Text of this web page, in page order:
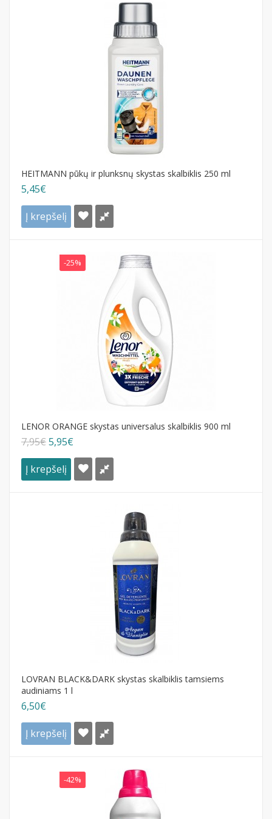
HEITMANN pūkų ir plunksnų skystas skalbiklis 250 ml
5,45€
Į krepšelį
-25%
LENOR ORANGE skystas universalus skalbiklis 900 ml
7,95€5,95€
Į krepšelį
LOVRAN BLACK&DARK skystas skalbiklis tamsiems
audiniams 1 l
6,50€
Į krepšelį
-42%